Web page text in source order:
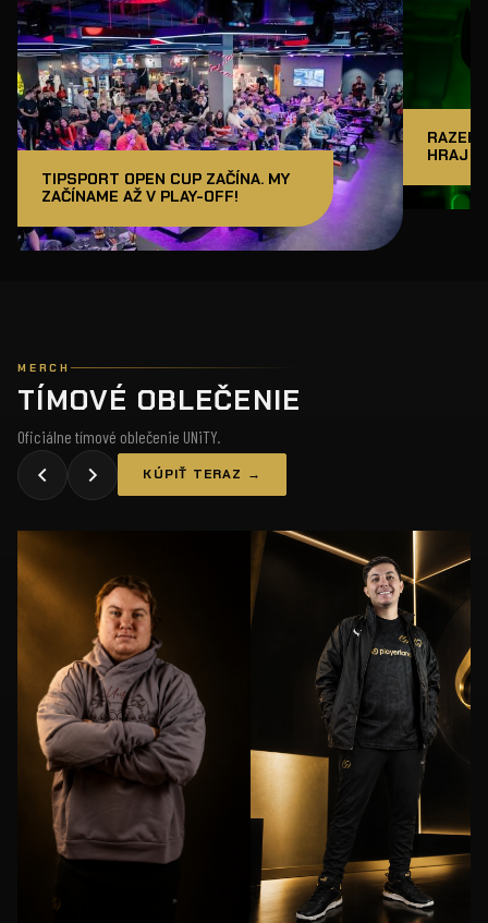
TIPSPORT OPEN CUP ZAČÍNA. MY
ZAČÍNAME AŽ V PLAY-OFF!
RAZER
HRAJ
MERCH
TÍMOVÉ OBLEČENIE
Oficiálne tímové oblečenie UNiTY.
KÚPIŤ TERAZ →